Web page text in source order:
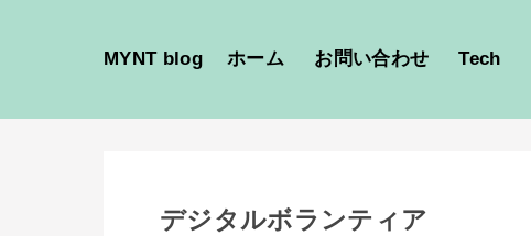
MYNT blog ホーム お問い合わせ Tech
デジタルボランティア